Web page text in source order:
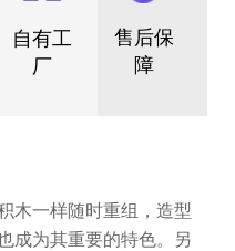
自有工
厂
售后保
障
木一样随时重组，造型
成为其重要的特色。另